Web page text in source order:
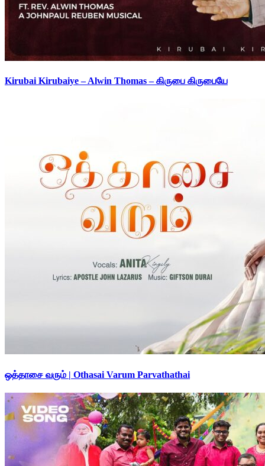
Kirubai Kirubaiye – Alwin Thomas – கிருபை கிருபையே
ஒத்தாசை வரும் | Othasai Varum Parvathathai